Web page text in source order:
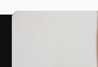
Vidéos